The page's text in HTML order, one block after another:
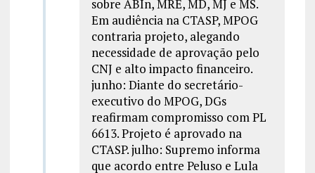
sobre ABIn, MRE, MD, MJ e MS.
Em audiência na CTASP, MPOG
contraria projeto, alegando
necessidade de aprovação pelo
CNJ e alto impacto financeiro.
junho: Diante do secretário-
executivo do MPOG, DGs
reafirmam compromisso com PL
6613. Projeto é aprovado na
CTASP. julho: Supremo informa
que acordo entre Peluso e Lula